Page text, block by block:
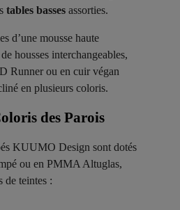
tables basses assorties.
d’une mousse haute
housses interchangeables,
Runner ou en cuir végan
en plusieurs coloris.
des Parois
KUUMO Design sont dotés
ou en PMMA Altuglas,
de teintes :